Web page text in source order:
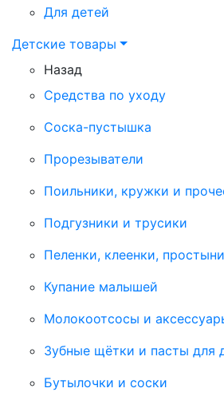
Для детей
Детские товары
Назад
Средства по уходу
Соска-пустышка
Прорезыватели
Поильники, кружки и
Подгузники и трусики
Пеленки, клеенки, простыни
Купание малышей
Молокоотсосы и
Зубные щётки и пасты для
Бутылочки и соски